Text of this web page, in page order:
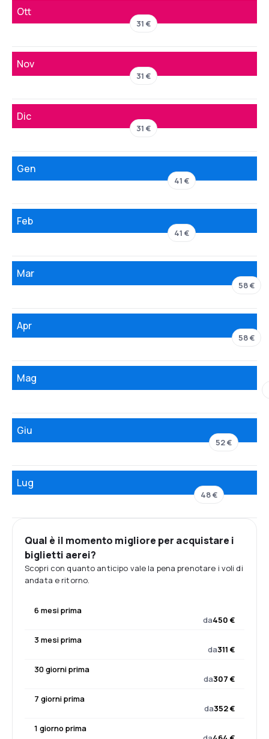
Ott
31 €
Nov
31 €
Dic
31 €
Gen
41 €
Feb
41 €
Mar
58 €
Apr
58 €
Mag
Giu
52 €
Lug
48 €
Qual è il momento migliore per acquistare i
biglietti aerei?
Scopri con quanto anticipo vale la pena prenotare i voli di
andata e ritorno.
6 mesi prima
da450 €
3 mesi prima
da311 €
30 giorni prima
da307 €
7 giorni prima
da352 €
1 giorno prima